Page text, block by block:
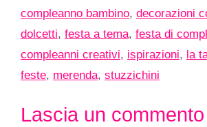
compleanno bambino, decorazioni
dolcetti, festa a tema, festa di
compleanni creativi, ispirazioni, la
feste, merenda, stuzzichini
Lascia un commento